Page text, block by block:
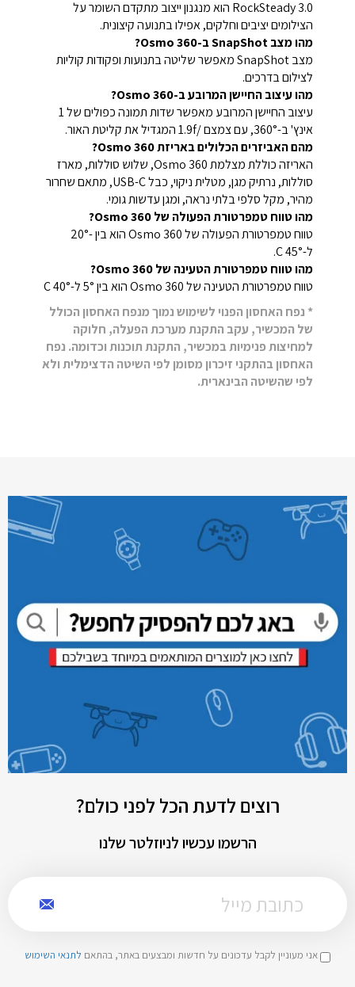
RockSteady 3.0 הוא מנגנון ייצוב מתקדם השומר על
הצילומים יציבים וחלקים, אפילו בתנועה קיצונית.
מהו מצב SnapShot ב-Osmo 360?
מצב SnapShot מאפשר שליטה בתנועות ופקודות קוליות
לצילום בדרכים.
מהו עיצוב החיישן המרובע ב-Osmo 360?
עיצוב החיישן המרובע מאפשר שדות תמונה כפולים של 1
אינץ' ב-360°, עם צמצם /1.9f המגדיל את קליטת האור.
מהם האביזרים הכלולים באריזת Osmo 360?
האריזה כוללת מצלמת Osmo 360, שלוש סוללות, מארז
סוללות, נרתיק מגן, מטלית ניקוי, כבל USB-C, מתאם שחרור
מהיר, מקל סלפי בלתי נראה, ומגן עדשות גומי.
מהו טווח טמפרטורת הפעולה של Osmo 360?
טווח טמפרטורת הפעולה של Osmo 360 הוא בין -20°
ל-45° C.
מהו טווח טמפרטורת הטעינה של Osmo 360?
טווח טמפרטורת הטעינה של Osmo 360 הוא בין 5° ל-40° C
* נפח האחסון הפנוי לשימוש נמוך מנפח האחסון הכולל
של המכשיר, עקב התקנת מערכת הפעלה, חלוקה
למחיצות פנימיות במכשיר, התקנת תוכנות וכדומה. נפח
האחסון בהתקני זיכרון מסומן לפי השיטה הדצימלית ולא
לפי שהשיטה הבינארית.
רוצים לדעת הכל לפני כולם?
הרשמו עכשיו לניוזלטר שלנו
אני מעוניין לקבל עדכונים על חדשות ומבצעים באתר, בהתאם לתנאי השימוש